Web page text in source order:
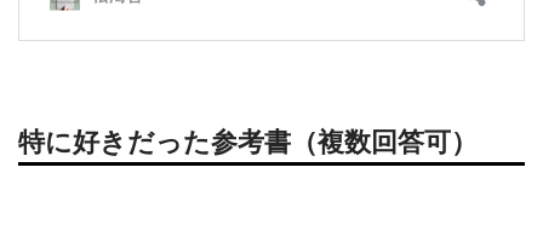
特に好きだった参考書（複数回答可）